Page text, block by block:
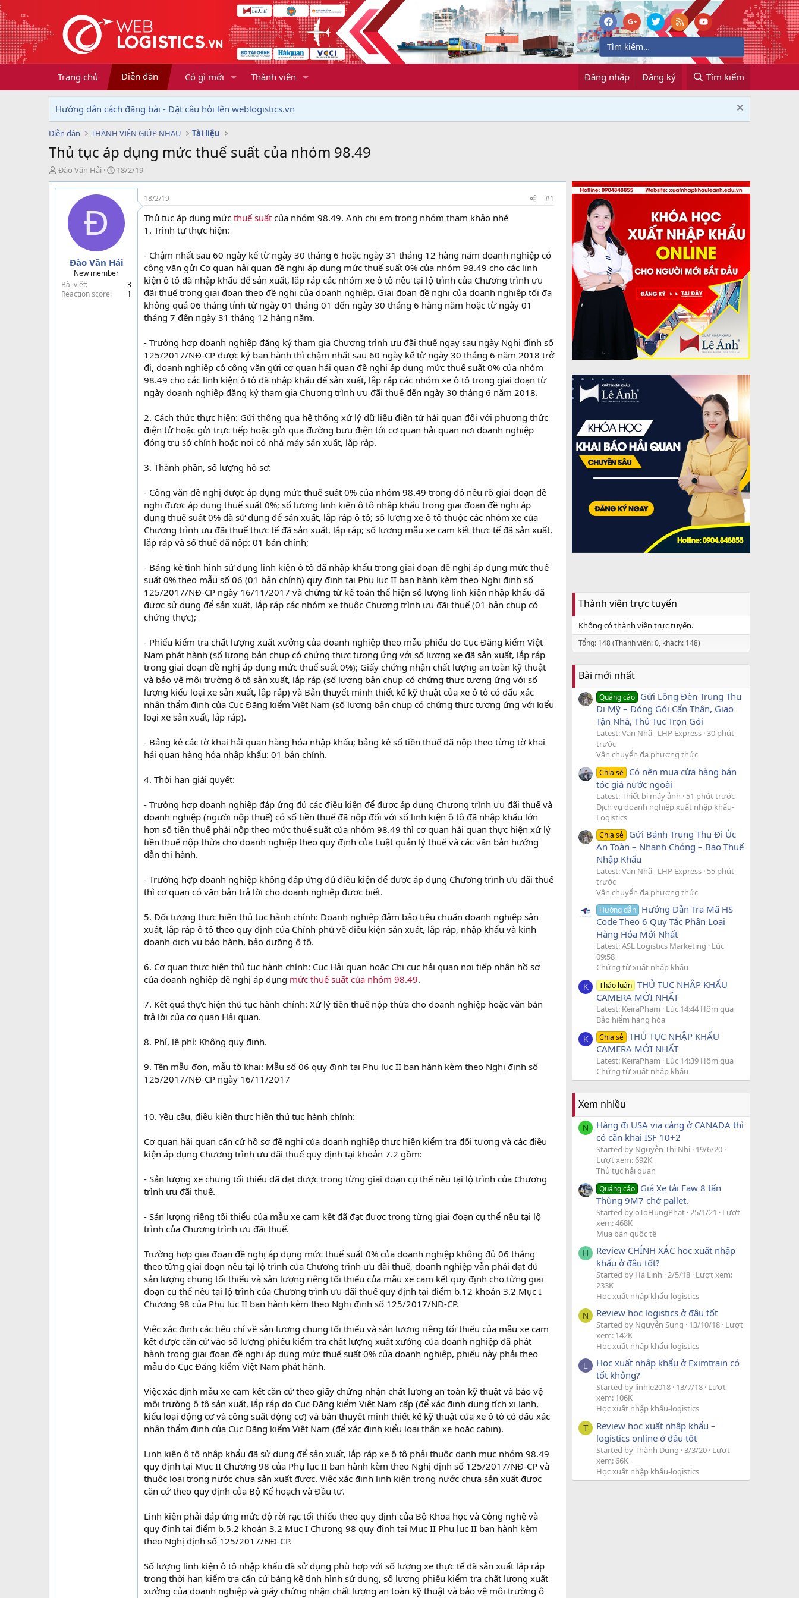
Trang chủ Diễn đàn Có gì mới Thành viên Đăng nhập Đăng ký Tìm kiếm
Hướng dẫn cách đăng bài - Đặt câu hỏi lên weblogistics.vn
Diễn đàn THÀNH VIÊN GIÚP NHAU Tài liệu
Thủ tục áp dụng mức thuế suất của nhóm 98.49
T
h
r
Đào Văn Hải
N
g
à
y
18/2/19
Đ
Đào Văn Hải
New member
Bài viết
3
Reaction score
1
18/2/19 #1
Thủ tục áp dụng mức thuế suất của nhóm 98.49. Anh chị em trong nhóm tham khảo nhé
1. Trình tự thực hiện:
- Chậm nhất sau 60 ngày kể từ ngày 30 tháng 6 hoặc ngày 31 tháng 12 hàng năm doanh nghiệp có
công văn gửi Cơ quan hải quan đề nghị áp dụng mức thuế suất 0% của nhóm 98.49 cho các linh
kiện ô tô đã nhập khẩu để sản xuất, lắp ráp các nhóm xe ô tô nêu tại lộ trình của Chương trình ưu
đãi thuế trong giai đoạn theo đề nghị của doanh nghiệp. Giai đoạn đề nghị của doanh nghiệp tối đa
không quá 06 tháng tính từ ngày 01 tháng 01 đến ngày 30 tháng 6 hàng năm hoặc từ ngày 01
tháng 7 đến ngày 31 tháng 12 hàng năm.
- Trường hợp doanh nghiệp đăng ký tham gia Chương trình ưu đãi thuế ngay sau ngày Nghị định số
125/2017/NĐ-CP được ký ban hành thì chậm nhất sau 60 ngày kể từ ngày 30 tháng 6 năm 2018 trở
đi, doanh nghiệp có công văn gửi cơ quan hải quan đề nghị áp dụng mức thuế suất 0% của nhóm
98.49 cho các linh kiện ô tô đã nhập khẩu để sản xuất, lắp ráp các nhóm xe ô tô trong giai đoạn từ
ngày doanh nghiệp đăng ký tham gia Chương trình ưu đãi thuế đến ngày 30 tháng 6 năm 2018.
2. Cách thức thực hiện: Gửi thông qua hệ thống xử lý dữ liệu điện tử hải quan đối với phương thức
điện tử hoặc gửi trực tiếp hoặc gửi qua đường bưu điện tới cơ quan hải quan nơi doanh nghiệp
đóng trụ sở chính hoặc nơi có nhà máy sản xuất, lắp ráp.
3. Thành phần, số lượng hồ sơ:
- Công văn đề nghị được áp dụng mức thuế suất 0% của nhóm 98.49 trong đó nêu rõ giai đoạn đề
nghị được áp dụng thuế suất 0%; số lượng linh kiện ô tô nhập khẩu trong giai đoạn đề nghị áp
dụng thuế suất 0% đã sử dụng để sản xuất, lắp ráp ô tô; số lượng xe ô tô thuộc các nhóm xe của
Chương trình ưu đãi thuế thực tế đã sản xuất, lắp ráp; số lượng mẫu xe cam kết thực tế đã sản xuất,
lắp ráp và số thuế đã nộp: 01 bản chính;
- Bảng kê tình hình sử dụng linh kiện ô tô đã nhập khẩu trong giai đoạn đề nghị áp dụng mức thuế
suất 0% theo mẫu số 06 (01 bản chính) quy định tại Phụ lục II ban hành kèm theo Nghị định số
125/2017/NĐ-CP ngày 16/11/2017 và chứng từ kế toán thể hiện số lượng linh kiện nhập khẩu đã
được sử dụng để sản xuất, lắp ráp các nhóm xe thuộc Chương trình ưu đãi thuế (01 bản chụp có
chứng thực);
- Phiếu kiểm tra chất lượng xuất xưởng của doanh nghiệp theo mẫu phiếu do Cục Đăng kiểm Việt
Nam phát hành (số lượng bản chụp có chứng thực tương ứng với số lượng xe đã sản xuất, lắp ráp
trong giai đoạn đề nghị áp dụng mức thuế suất 0%); Giấy chứng nhận chất lượng an toàn kỹ thuật
và bảo vệ môi trường ô tô sản xuất, lắp ráp (số lượng bản chụp có chứng thực tương ứng với số
lượng kiểu loại xe sản xuất, lắp ráp) và Bản thuyết minh thiết kế kỹ thuật của xe ô tô có dấu xác
nhận thẩm định của Cục Đăng kiểm Việt Nam (số lượng bản chụp có chứng thực tương ứng với kiểu
loại xe sản xuất, lắp ráp).
- Bảng kê các tờ khai hải quan hàng hóa nhập khẩu; bảng kê số tiền thuế đã nộp theo từng tờ khai
hải quan hàng hóa nhập khẩu: 01 bản chính.
4. Thời hạn giải quyết:
- Trường hợp doanh nghiệp đáp ứng đủ các điều kiện để được áp dụng Chương trình ưu đãi thuế và
doanh nghiệp (người nộp thuế) có số tiền thuế đã nộp đối với số linh kiện ô tô đã nhập khẩu lớn
hơn số tiền thuế phải nộp theo mức thuế suất của nhóm 98.49 thì cơ quan hải quan thực hiện xử lý
tiền thuế nộp thừa cho doanh nghiệp theo quy định của Luật quản lý thuế và các văn bản hướng
dẫn thi hành.
- Trường hợp doanh nghiệp không đáp ứng đủ điều kiện để được áp dụng Chương trình ưu đãi thuế
thì cơ quan có văn bản trả lời cho doanh nghiệp được biết.
5. Đối tượng thực hiện thủ tục hành chính: Doanh nghiệp đảm bảo tiêu chuẩn doanh nghiệp sản
xuất, lắp ráp ô tô theo quy định của Chính phủ về điều kiện sản xuất, lắp ráp, nhập khẩu và kinh
doanh dịch vụ bảo hành, bảo dưỡng ô tô.
6. Cơ quan thực hiện thủ tục hành chính: Cục Hải quan hoặc Chi cục hải quan nơi tiếp nhận hồ sơ
của doanh nghiệp đề nghị áp dụng mức thuế suất của nhóm 98.49.
7. Kết quả thực hiện thủ tục hành chính: Xử lý tiền thuế nộp thừa cho doanh nghiệp hoặc văn bản
trả lời của cơ quan Hải quan.
8. Phí, lệ phí: Không quy định.
9. Tên mẫu đơn, mẫu tờ khai: Mẫu số 06 quy định tại Phụ lục II ban hành kèm theo Nghị định số
125/2017/NĐ-CP ngày 16/11/2017
10. Yêu cầu, điều kiện thực hiện thủ tục hành chính:
Cơ quan hải quan căn cứ hồ sơ đề nghị của doanh nghiệp thực hiện kiểm tra đối tượng và các điều
kiện áp dụng Chương trình ưu đãi thuế quy định tại khoản 7.2 gồm:
- Sản lượng xe chung tối thiểu đã đạt được trong từng giai đoạn cụ thể nêu tại lộ trình của Chương
trình ưu đãi thuế.
- Sản lượng riêng tối thiểu của mẫu xe cam kết đã đạt được trong từng giai đoạn cụ thể nêu tại lộ
trình của Chương trình ưu đãi thuế.
Trường hợp giai đoạn đề nghị áp dụng mức thuế suất 0% của doanh nghiệp không đủ 06 tháng
theo từng giai đoạn nêu tại lộ trình của Chương trình ưu đãi thuế, doanh nghiệp vẫn phải đạt đủ
sản lượng chung tối thiểu và sản lượng riêng tối thiểu của mẫu xe cam kết quy định cho từng giai
đoạn cụ thể nêu tại lộ trình của Chương trình ưu đãi thuế quy định tại điểm b.12 khoản 3.2 Mục I
Chương 98 của Phụ lục II ban hành kèm theo Nghị định số 125/2017/NĐ-CP.
Việc xác định các tiêu chí về sản lượng chung tối thiểu và sản lượng riêng tối thiểu của mẫu xe cam
kết được căn cứ vào số lượng phiếu kiểm tra chất lượng xuất xưởng của doanh nghiệp đã phát
hành trong giai đoạn đề nghị áp dụng mức thuế suất 0% của doanh nghiệp, phiếu này phải theo
mẫu do Cục Đăng kiểm Việt Nam phát hành.
Việc xác định mẫu xe cam kết căn cứ theo giấy chứng nhận chất lượng an toàn kỹ thuật và bảo vệ
môi trường ô tô sản xuất, lắp ráp do Cục Đăng kiểm Việt Nam cấp (để xác định dung tích xi lanh,
kiểu loại động cơ và công suất động cơ) và bản thuyết minh thiết kế kỹ thuật của xe ô tô có dấu xác
nhận thẩm định của Cục Đăng kiểm Việt Nam (để xác định kiểu loại thân xe hoặc cabin).
Linh kiện ô tô nhập khẩu đã sử dụng để sản xuất, lắp ráp xe ô tô phải thuộc danh mục nhóm 98.49
quy định tại Mục II Chương 98 của Phụ lục II ban hành kèm theo Nghị định số 125/2017/NĐ-CP và
thuộc loại trong nước chưa sản xuất được. Việc xác định linh kiện trong nước chưa sản xuất được
căn cứ theo quy định của Bộ Kế hoạch và Đầu tư.
Linh kiện phải đáp ứng mức độ rời rạc tối thiểu theo quy định của Bộ Khoa học và Công nghệ và
quy định tại điểm b.5.2 khoản 3.2 Mục I Chương 98 quy định tại Mục II Phụ lục II ban hành kèm
theo Nghị định số 125/2017/NĐ-CP.
Số lượng linh kiện ô tô nhập khẩu đã sử dụng phù hợp với số lượng xe thực tế đã sản xuất lắp ráp
trong thời hạn kiểm tra căn cứ bảng kê tình hình sử dụng, số lượng phiếu kiểm tra chất lượng xuất
xưởng của doanh nghiệp và giấy chứng nhận chất lượng an toàn kỹ thuật và bảo vệ môi trường ô
Thành viên trực tuyến
Không có thành viên trực tuyến.
Tổng: 148 (Thành viên: 0, khách: 148)
Bài mới nhất
Quảng cáo Gửi Lồng Đèn Trung Thu
Đi Mỹ – Đóng Gói Cẩn Thận, Giao
Tận Nhà, Thủ Tục Trọn Gói
Latest: Văn Nhã _LHP Express 30 phút
trước
Vận chuyển đa phương thức
Chia sẻ Có nên mua cửa hàng bán
tóc giả nước ngoài
Latest: Thiết bị máy ảnh
51 phút trước
Dịch vụ doanh nghiệp xuất nhập khẩu-
Logistics
Chia sẻ Gửi Bánh Trung Thu Đi Úc
An Toàn – Nhanh Chóng – Bao Thuế
Nhập Khẩu
Latest: Văn Nhã _LHP Express 55 phút
trước
Vận chuyển đa phương thức
Hướng dẫn Hướng Dẫn Tra Mã HS
Code Theo 6 Quy Tắc Phân Loại
Hàng Hóa Mới Nhất
Latest: ASL Logistics Marketing
Lúc
09:58
Chứng từ xuất nhập khẩu
K Thảo luận THỦ TỤC NHẬP KHẨU
CAMERA MỚI NHẤT
Latest: KeiraPham
Lúc 14:44 Hôm qua
Bảo hiểm hàng hóa
K Chia sẻ THỦ TỤC NHẬP KHẨU
CAMERA MỚI NHẤT
Latest: KeiraPham
Lúc 14:39 Hôm qua
Chứng từ xuất nhập khẩu
Xem nhiều
N
Hàng đi USA via cảng ở CANADA thì
có cần khai ISF 10+2
Started by Nguyễn Thị Nhi 19/6/20
Lượt xem: 692K
Thủ tục hải quan
Quảng cáo Giá Xe tải Faw 8 tấn
Thùng 9M7 chở pallet.
Started by oToHungPhat 25/1/21
Lượt
xem: 468K
Mua bán quốc tế
H
Review CHÍNH XÁC học xuất nhập
khẩu ở đâu tốt?
Started by Hà Linh 2/5/18 Lượt xem:
233K
Học xuất nhập khẩu-logistics
N Review học logistics ở đâu tốt
Started by Nguyễn Sung 13/10/18 Lượt
xem: 142K
Học xuất nhập khẩu-logistics
L
Học xuất nhập khẩu ở Eximtrain có
tốt không?
Started by linhle2018 13/7/18 Lượt
xem: 106K
Học xuất nhập khẩu-logistics
T
Review học xuất nhập khẩu –
logistics online ở đâu tốt
Started by Thành Dung 3/3/20 Lượt
xem: 66K
Học xuất nhập khẩu-logistics